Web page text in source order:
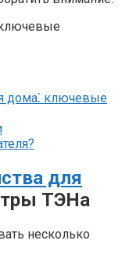
дома⁚ ключевые
для
ТЭНа
несколько